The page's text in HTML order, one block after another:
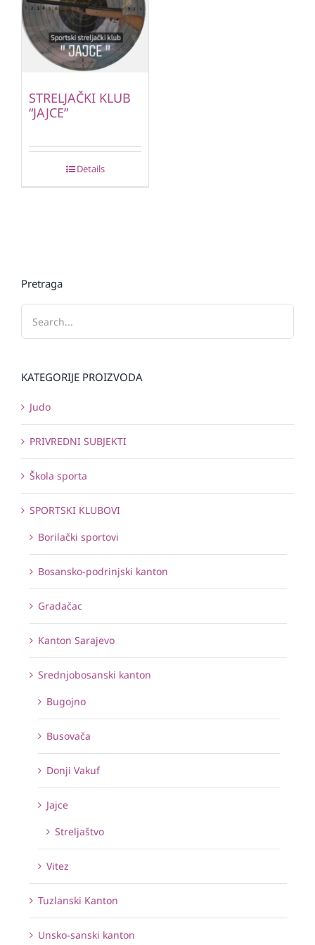
STRELJAČKI KLUB
“JAJCE”
Details
Pretraga
KATEGORIJE PROIZVODA
Judo
PRIVREDNI SUBJEKTI
Škola sporta
SPORTSKI KLUBOVI
Borilački sportovi
Bosansko-podrinjski kanton
Gradačac
Kanton Sarajevo
Srednjobosanski kanton
Bugojno
Busovača
Donji Vakuf
Jajce
Streljaštvo
Vitez
Tuzlanski Kanton
Unsko-sanski kanton